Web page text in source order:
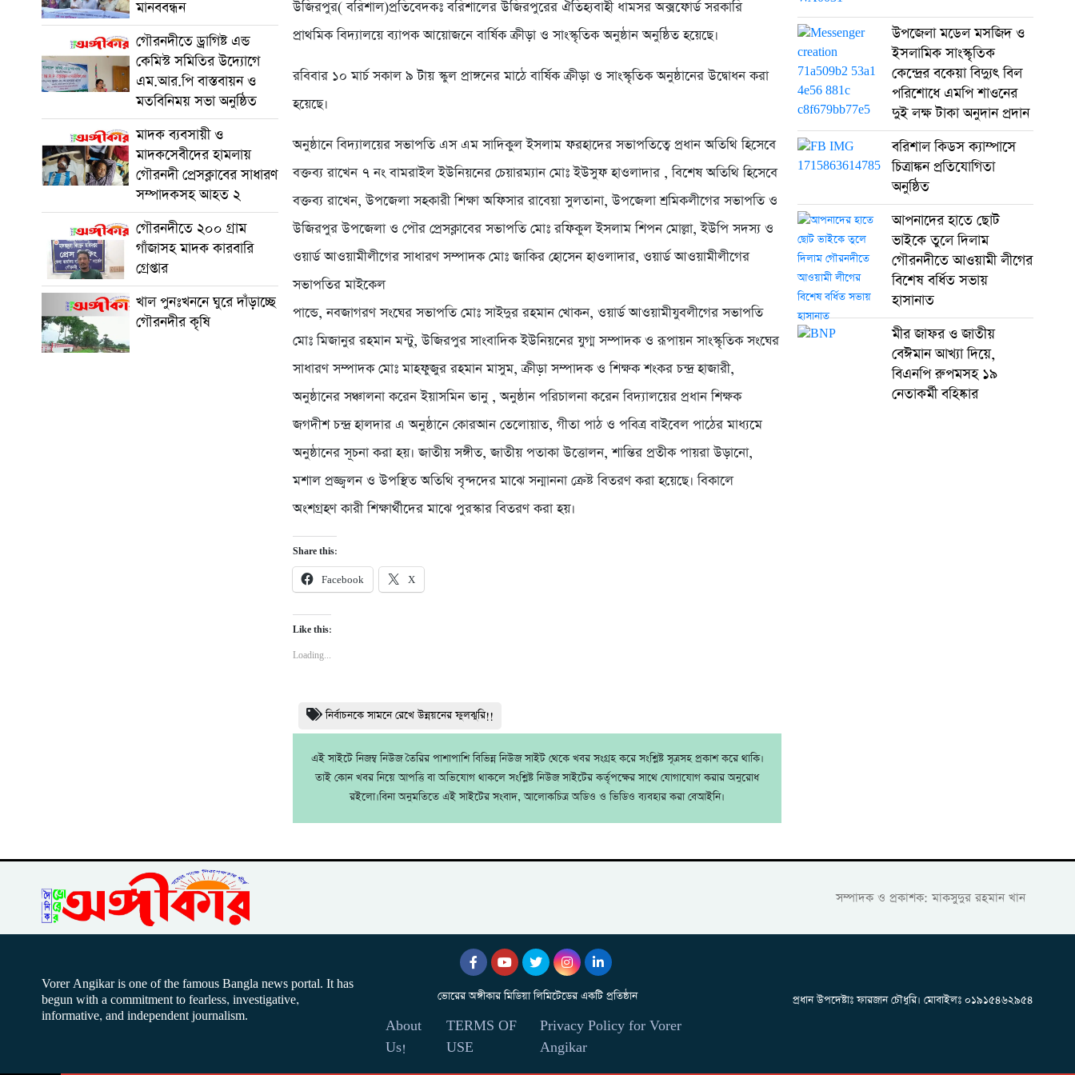
মানববন্ধন
গৌরনদীতে ড্রাগিষ্ট এন্ড
কেমিস্ট সমিতির উদ্যোগে
এম.আর.পি বাস্তবায়ন ও
মতবিনিময় সভা অনুষ্ঠিত
মাদক ব্যবসায়ী ও
মাদকসেবীদের হামলায়
গৌরনদী প্রেসক্লাবের সাধারণ
সম্পাদকসহ আহত ২
গৌরনদীতে ২০০ গ্রাম
গাঁজাসহ মাদক কারবারি
গ্রেপ্তার
খাল পুনঃখননে ঘুরে দাঁড়াচ্ছে
গৌরনদীর কৃষি
উজিরপুর( বরিশাল)প্রতিবেদকঃ বরিশালের উজিরপুরের ঐতিহ্যবাহী ধামসর অক্সফোর্ড সরকারি
প্রাথমিক বিদ্যালয়ে ব্যাপক আয়োজনে বার্ষিক ক্রীড়া ও সাংস্কৃতিক অনুষ্ঠান অনুষ্ঠিত হয়েছে।
রবিবার ১০ মার্চ সকাল ৯ টায় স্কুল প্রাঙ্গনের মাঠে বার্ষিক ক্রীড়া ও সাংস্কৃতিক অনুষ্ঠানের উদ্বোধন করা
হয়েছে।
অনুষ্ঠানে বিদ্যালয়ের সভাপতি এস এম সাদিকুল ইসলাম ফরহাদের সভাপতিত্বে প্রধান অতিথি হিসেবে
বক্তব্য রাখেন ৭ নং বামরাইল ইউনিয়নের চেয়ারম্যান মোঃ ইউসুফ হাওলাদার , বিশেষ অতিথি হিসেবে
বক্তব্য রাখেন, উপজেলা সহকারী শিক্ষা অফিসার রাবেয়া সুলতানা, উপজেলা শ্রমিকলীগের সভাপতি ও
উজিরপুর উপজেলা ও পৌর প্রেসক্লাবের সভাপতি মোঃ রফিকুল ইসলাম শিপন মোল্লা, ইউপি সদস্য ও
ওয়ার্ড আওয়ামীলীগের সাধারণ সম্পাদক মোঃ জাকির হোসেন হাওলাদার, ওয়ার্ড আওয়ামীলীগের
সভাপতির মাইকেল
পান্ডে, নবজাগরণ সংঘের সভাপতি মোঃ সাইদুর রহমান খোকন, ওয়ার্ড আওয়ামীযুবলীগের সভাপতি
মোঃ মিজানুর রহমান মন্টু, উজিরপুর সাংবাদিক ইউনিয়নের যুগ্ম সম্পাদক ও রূপায়ন সাংস্কৃতিক সংঘের
সাধারণ সম্পাদক মোঃ মাহফুজুর রহমান মাসুম, ক্রীড়া সম্পাদক ও শিক্ষক শংকর চন্দ্র হাজারী,
অনুষ্ঠানের সঞ্চালনা করেন ইয়াসমিন ভানু , অনুষ্ঠান পরিচালনা করেন বিদ্যালয়ের প্রধান শিক্ষক
জগদীশ চন্দ্র হালদার এ অনুষ্ঠানে কোরআন তেলোয়াত, গীতা পাঠ ও পবিত্র বাইবেল পাঠের মাধ্যমে
অনুষ্ঠানের সূচনা করা হয়। জাতীয় সঙ্গীত, জাতীয় পতাকা উত্তোলন, শান্তির প্রতীক পায়রা উড়ানো,
মশাল প্রজ্জ্বলন ও উপস্থিত অতিথি বৃন্দদের মাঝে সন্মাননা ক্রেষ্ট বিতরণ করা হয়েছে। বিকালে
অংশগ্রহণ কারী শিক্ষার্থীদের মাঝে পুরস্কার বিতরণ করা হয়।
Share this:
Facebook X
Like this:
Loading...
নির্বাচনকে সামনে রেখে উন্নয়নের ফুলঝুরি!!
এই সাইটে নিজম্ব নিউজ তৈরির পাশাপাশি বিভিন্ন নিউজ সাইট থেকে খবর সংগ্রহ করে সংশ্লিষ্ট সূত্রসহ প্রকাশ করে থাকি।
তাই কোন খবর নিয়ে আপত্তি বা অভিযোগ থাকলে সংশ্লিষ্ট নিউজ সাইটের কর্তৃপক্ষের সাথে যোগাযোগ করার অনুরোধ
রইলো।বিনা অনুমতিতে এই সাইটের সংবাদ, আলোকচিত্র অডিও ও ভিডিও ব্যবহার করা বেআইনি।
উপজেলা মডেল মসজিদ ও
ইসলামিক সাংস্কৃতিক
কেন্দ্রের বকেয়া বিদ্যুৎ বিল
পরিশোধে এমপি শাওনের
দুই লক্ষ টাকা অনুদান প্রদান
বরিশাল কিডস ক্যাম্পাসে
চিত্রাঙ্কন প্রতিযোগিতা
অনুষ্ঠিত
আপনাদের হাতে ছোট
ভাইকে তুলে দিলাম
গৌরনদীতে আওয়ামী লীগের
বিশেষ বর্ধিত সভায়
হাসানাত
মীর জাফর ও জাতীয়
বেঈমান আখ্যা দিয়ে,
বিএনপি রুপমসহ ১৯
নেতাকর্মী বহিষ্কার
সম্পাদক ও প্রকাশক: মাকসুদুর রহমান খান
Vorer Angikar is one of the famous Bangla news portal. It has
begun with a commitment to fearless, investigative,
informative, and independent journalism.
ভোরের অঙ্গীকার মিডিয়া লিমিটেডের একটি প্রতিষ্ঠান
About
Us!
TERMS OF
USE
Privacy Policy for Vorer
Angikar
প্রধান উপদেষ্টাঃ ফারজান চৌধুরি। মোবাইলঃ ০১৯১৫৪৬২৯৫৪